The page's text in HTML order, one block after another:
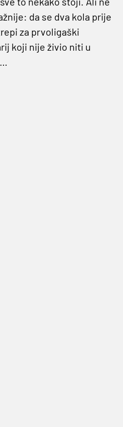
da se dva kola prije
za prvoligaški
koji nije živio niti u